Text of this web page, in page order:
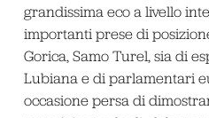
grandissima eco a livello
importanti prese di
Gorica, Samo Turel, sia di
Lubiana e di parlamentari
occasione persa di